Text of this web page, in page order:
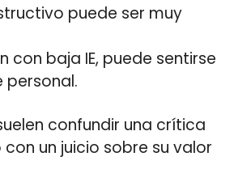
puede ser muy
con baja IE, puede sentirse
confundir una crítica
un juicio sobre su valor